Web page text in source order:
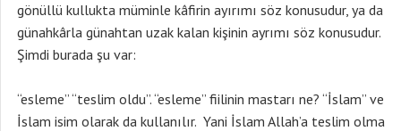
gönüllü kullukta müminle kâfirin ayırımı söz konusudur, ya da
günahkârla günahtan uzak kalan kişinin ayrımı söz konusudur.
Şimdi burada şu var:
“esleme” “teslim oldu”. “esleme” fiilinin mastarı ne? “İslam” ve
İslam isim olarak da kullanılır. Yani İslam Allah’a teslim olma